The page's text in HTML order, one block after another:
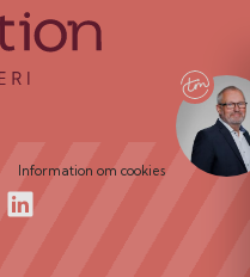
Information om cookies